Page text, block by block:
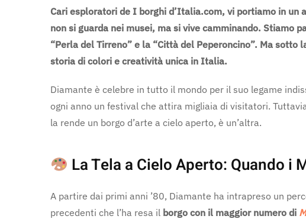
Cari esploratori de I borghi d’Italia.com, vi portiamo in un
non si guarda nei musei, ma si vive camminando. Stiamo
“Perla del Tirreno” e la “Città del Peperoncino”. Ma sotto
storia di colori e creatività unica in Italia.
Diamante è celebre in tutto il mondo per il suo legame
ogni anno un festival che attira migliaia di visitatori.
la rende un borgo d’arte a cielo aperto, è un’altra.
La Tela a Cielo Aperto: Quando i
A partire dai primi anni ’80, Diamante ha intrapreso un
precedenti che l’ha resa il borgo con il maggior numero di